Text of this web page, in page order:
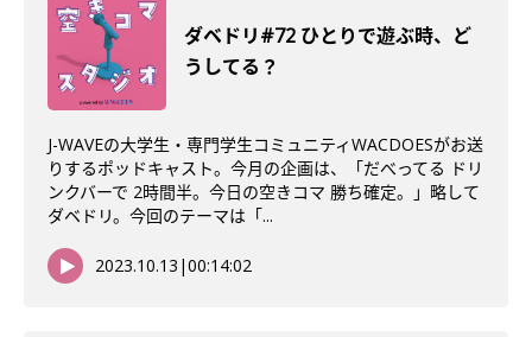
ダベドリ#72 ひとりで遊ぶ時、ど
うしてる？
J-WAVEの大学生・専門学生コミュニティWACDOESがお送
りするポッドキャスト。今月の企画は、「だべってる ドリ
ンクバーで 2時間半。今日の空きコマ 勝ち確定。」略して
ダベドリ。今回のテーマは「...
2023.10.13 |00:14:02